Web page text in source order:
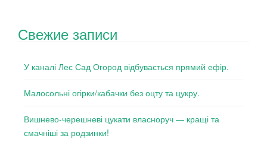
Свежие записи
У каналі Лес Сад Огород відбувається прямий ефір.
Малосольні огірки/кабачки без оцту та цукру.
Вишнево-черешневі цукати власноруч — кращі та
смачніші за родзинки!